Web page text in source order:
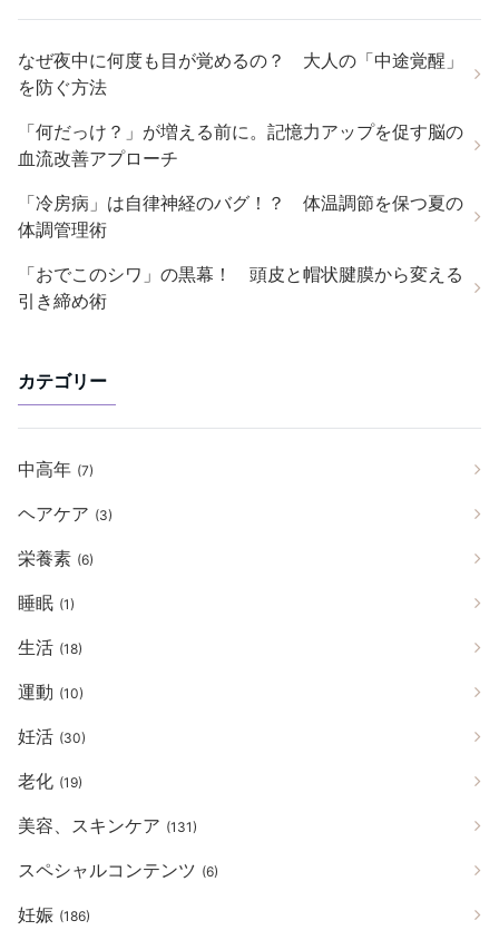
なぜ夜中に何度も目が覚めるの？ 大人の「中途覚醒」
を防ぐ方法
「何だっけ？」が増える前に。記憶力アップを促す脳の
血流改善アプローチ
「冷房病」は自律神経のバグ！？ 体温調節を保つ夏の
体調管理術
「おでこのシワ」の黒幕！ 頭皮と帽状腱膜から変える
引き締め術
カテゴリー
中高年 (7)
ヘアケア (3)
栄養素 (6)
睡眠 (1)
生活 (18)
運動 (10)
妊活 (30)
老化 (19)
美容、スキンケア (131)
スペシャルコンテンツ (6)
妊娠 (186)